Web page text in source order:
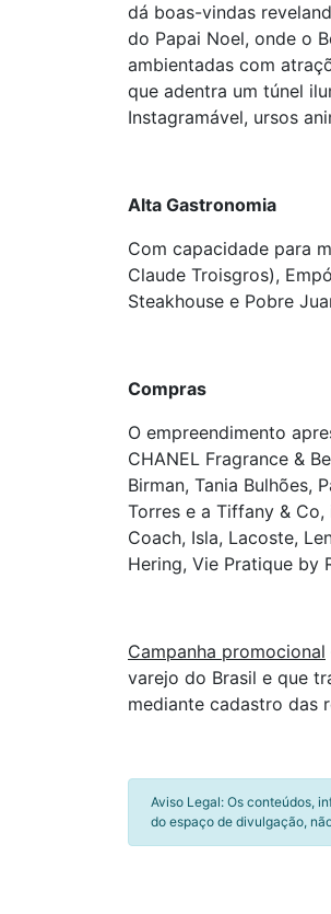
dá boas-vindas
do Papai Noel, onde o
ambientadas com
que adentra um túnel
Instagramável, ursos
Alta Gastronomia
Com capacidade para
Claude Troisgros),
Steakhouse e Pobre
Compras
O empreendimento
CHANEL Fragrance &
Birman, Tania Bulhões,
Torres e a Tiffany &
Coach, Isla, Lacoste,
Hering, Vie Pratique by
Campanha promocional
varejo do Brasil e que
mediante cadastro das
Aviso Legal: Os conteúdos,
do espaço de divulgação,